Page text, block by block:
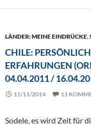
LÄNDER: MEINE EINDRÜCKE,
CHILE:
ERFAHRUNGEN
04.04.2011 /
11/11/2014 11
Sodele, es wird Zeit für